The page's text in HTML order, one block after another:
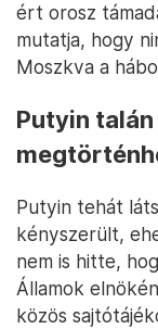
ért orosz
mutatja, hogy
Moszkva a
Putyin
Putyin tehát
kényszerült,
nem is hitte,
Államok
közös